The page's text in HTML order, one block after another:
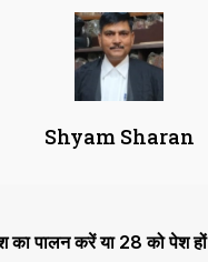
Registrar
को
Shyam Sharan
पालन करें या 28 को पेश हों